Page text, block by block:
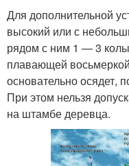
Для дополнительной
высокий или с
рядом с ним 1 — 3
плавающей
основательно осядет,
При этом нельзя
на штамбе деревца.